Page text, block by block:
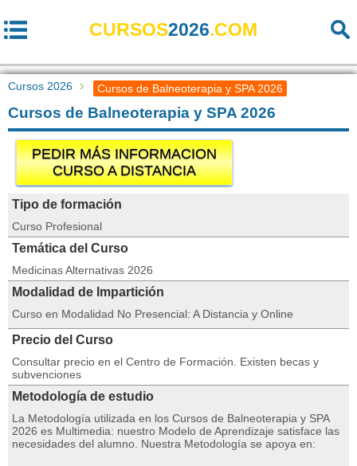
CURSOS2026.COM
Cursos 2026 Cursos de Balneoterapia y SPA 2026
Cursos de Balneoterapia y SPA 2026
PEDIR MÁS INFORMACION
CURSO A DISTANCIA
Tipo de formación
Curso Profesional
Temática del Curso
Medicinas Alternativas 2026
Modalidad de Impartición
Curso en Modalidad No Presencial: A Distancia y Online
Precio del Curso
Consultar precio en el Centro de Formación. Existen becas y
subvenciones
Metodología de estudio
La Metodología utilizada en los Cursos de Balneoterapia y SPA
2026 es Multimedia: nuestro Modelo de Aprendizaje satisface las
necesidades del alumno. Nuestra Metodología se apoya en: